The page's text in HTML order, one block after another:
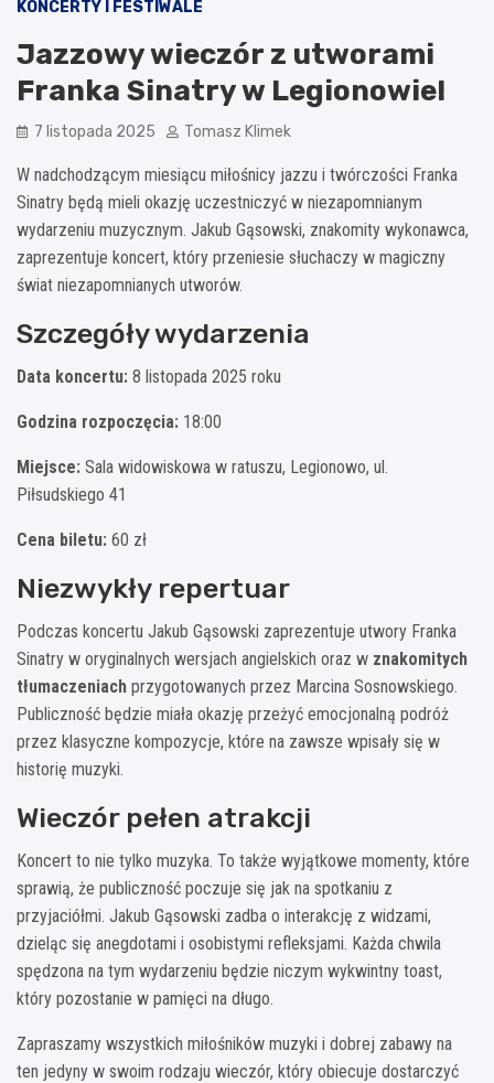
KONCERTY I FESTIWALE
Jazzowy wieczór z utworami
Franka Sinatry w Legionowie!
7 listopada 2025 Tomasz Klimek
W nadchodzącym miesiącu miłośnicy jazzu i twórczości Franka
Sinatry będą mieli okazję uczestniczyć w niezapomnianym
wydarzeniu muzycznym. Jakub Gąsowski, znakomity wykonawca,
zaprezentuje koncert, który przeniesie słuchaczy w magiczny
świat niezapomnianych utworów.
Szczegóły wydarzenia
Data koncertu: 8 listopada 2025 roku
Godzina rozpoczęcia: 18:00
Miejsce: Sala widowiskowa w ratuszu, Legionowo, ul.
Piłsudskiego 41
Cena biletu: 60 zł
Niezwykły repertuar
Podczas koncertu Jakub Gąsowski zaprezentuje utwory Franka
Sinatry w oryginalnych wersjach angielskich oraz w znakomitych
tłumaczeniach przygotowanych przez Marcina Sosnowskiego.
Publiczność będzie miała okazję przeżyć emocjonalną podróż
przez klasyczne kompozycje, które na zawsze wpisały się w
historię muzyki.
Wieczór pełen atrakcji
Koncert to nie tylko muzyka. To także wyjątkowe momenty, które
sprawią, że publiczność poczuje się jak na spotkaniu z
przyjaciółmi. Jakub Gąsowski zadba o interakcję z widzami,
dzieląc się anegdotami i osobistymi refleksjami. Każda chwila
spędzona na tym wydarzeniu będzie niczym wykwintny toast,
który pozostanie w pamięci na długo.
Zapraszamy wszystkich miłośników muzyki i dobrej zabawy na
ten jedyny w swoim rodzaju wieczór, który obiecuje dostarczyć